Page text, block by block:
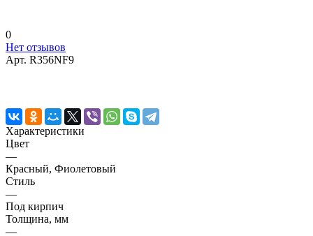
0
Нет отзывов
Арт. R356NF9
Характеристики
Цвет
—
Красный, Фиолетовый
Стиль
—
Под кирпич
Толщина, мм
—